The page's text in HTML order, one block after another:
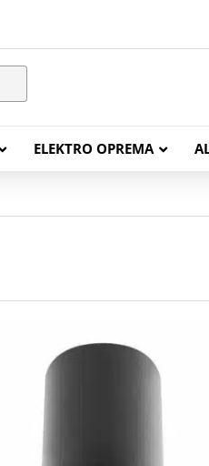
ELEKTRO OPREMA
NHXH FE180/E90
PP00 Podzemni Kabel
PP00-A